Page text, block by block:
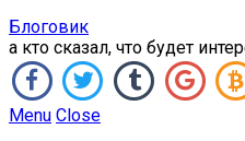
Блоговик
а кто сказал, что будет
Menu Close